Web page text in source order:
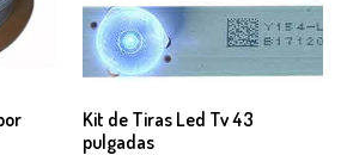
Kit de Tiras Led Tv 43
pulgadas